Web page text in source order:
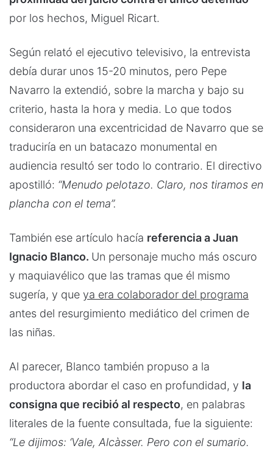
por los hechos, Miguel Ricart.
Según relató el ejecutivo televisivo, la entrevista
debía durar unos 15-20 minutos, pero Pepe
Navarro la extendió, sobre la marcha y bajo su
criterio, hasta la hora y media. Lo que todos
consideraron una excentricidad de Navarro que se
traduciría en un batacazo monumental en
audiencia resultó ser todo lo contrario. El directivo
apostilló: “Menudo pelotazo. Claro, nos tiramos en
plancha con el tema”.
También ese artículo hacía referencia a Juan
Ignacio Blanco. Un personaje mucho más oscuro
y maquiavélico que las tramas que él mismo
sugería, y que ya era colaborador del programa
antes del resurgimiento mediático del crimen de
las niñas.
Al parecer, Blanco también propuso a la
productora abordar el caso en profundidad, y la
consigna que recibió al respecto, en palabras
literales de la fuente consultada, fue la siguiente:
“Le dijimos: ‘Vale, Alcàsser. Pero con el sumario.